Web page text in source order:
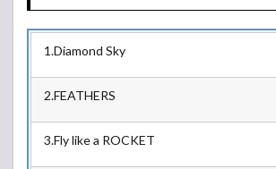
（感
想）
2
KAT-
TOUR
1.Diamond Sky
2.FEATHERS
3.Fly like a ROCKET